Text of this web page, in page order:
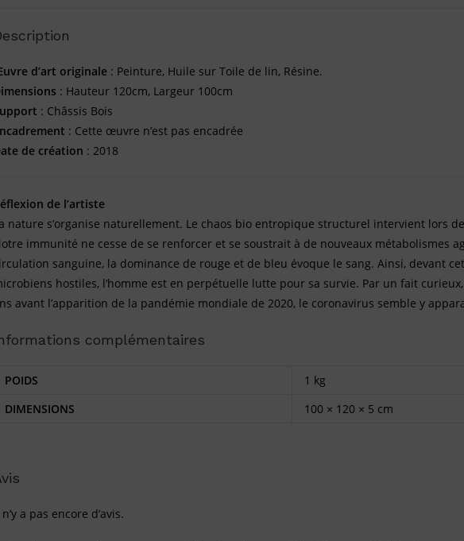
d’art originale : Peinture, Huile sur Toile de lin, Résine.
: Hauteur 120cm, Largeur 100cm
: Châssis Bois
: Cette œuvre n’est pas encadrée
de création : 2018
de l’artiste
nature s’organise naturellement. Le chaos bio entropique structurel intervient lors
immunité ne cesse de se renforcer et se soustrait à de nouveaux métabolismes
sanguine, la dominance de rouge et de bleu évoque le sang. Ainsi, devant
hostiles, l’homme est en perpétuelle lutte pour sa survie. Par un fait
avant l’apparition de la pandémie mondiale de 2020, le coronavirus semble y
complémentaires
POIDS
1 kg
DIMENSIONS
100 × 120 × 5 cm
a pas encore d’avis.